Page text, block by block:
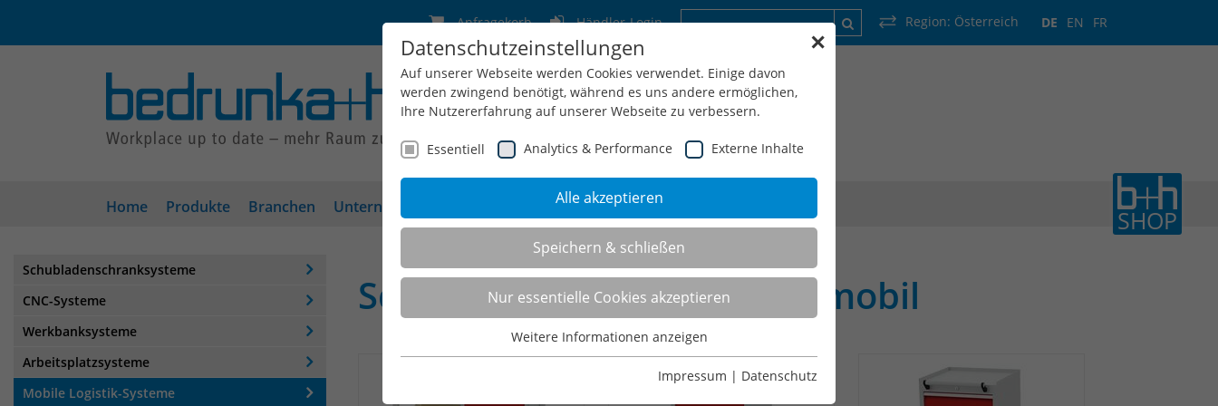
DE EN FR
Region: Österreich
Händler-Login
Anfragekorb
Schweiz
Home Produkte Branchen Unternehmen Konfiguration Shop SHOP
Schubladenschranksysteme
CNC-Systeme
Werkbanksysteme
Arbeitsplatzsysteme
Mobile Logistik-Systeme
Schubladenschränke T500 mobil
✕
Datenschutzeinstellungen
Auf unserer Webseite werden Cookies verwendet. Einige davon
werden zwingend benötigt, während es uns andere ermöglichen,
Ihre Nutzererfahrung auf unserer Webseite zu verbessern.
Essentiell Analytics & Performance Externe Inhalte
Alle akzeptieren
Speichern & schließen
Nur essentielle Cookies akzeptieren
Essentielle Cookies werden für grundlegende Funktionen der
Weitere Informationen anzeigen
Impressum | Datenschutz